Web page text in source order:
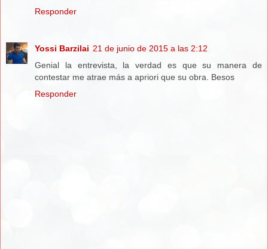
Responder
Yossi Barzilai 21 de junio de 2015 a las 2:12
Genial la entrevista, la verdad es que su manera de
contestar me atrae más a apriori que su obra. Besos
Responder